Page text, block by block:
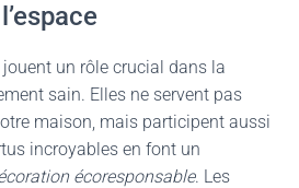
jouent un rôle crucial dans la
sain. Elles ne servent pas
maison, mais participent aussi
incroyables en font un
écoresponsable. Les